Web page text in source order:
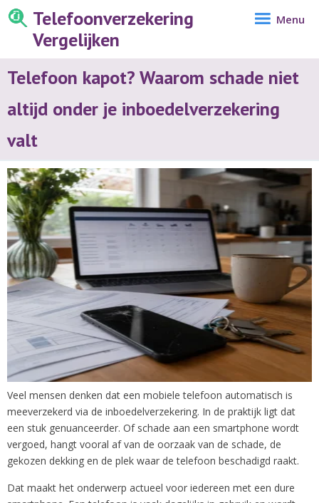
Telefoonverzekering
Vergelijken
Menu
Telefoon kapot? Waarom schade niet
altijd onder je inboedelverzekering
valt
Veel mensen denken dat een mobiele telefoon automatisch is
meeverzekerd via de inboedelverzekering. In de praktijk ligt dat
een stuk genuanceerder. Of schade aan een smartphone wordt
vergoed, hangt vooral af van de oorzaak van de schade, de
gekozen dekking en de plek waar de telefoon beschadigd raakt.
Dat maakt het onderwerp actueel voor iedereen met een dure